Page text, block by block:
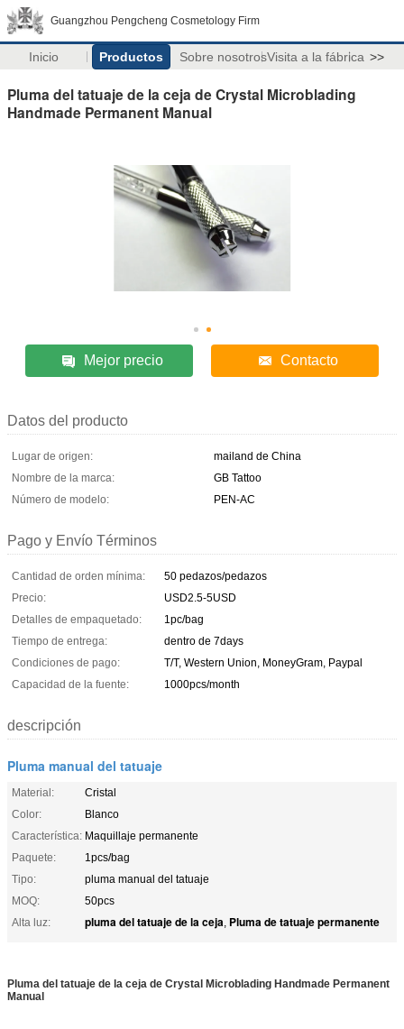
Guangzhou Pengcheng Cosmetology Firm
Inicio Productos Sobre nosotrosVisita a la fábrica >>
Pluma del tatuaje de la ceja de Crystal Microblading
Handmade Permanent Manual
Mejor precio Contacto
Datos del producto
Lugar de origen:
mailand de China
Nombre de la marca:
GB Tattoo
Número de modelo:
PEN-AC
Pago y Envío Términos
Cantidad de orden mínima:
50 pedazos/pedazos
Precio:
USD2.5-5USD
Detalles de empaquetado:
1pc/bag
Tiempo de entrega:
dentro de 7days
Condiciones de pago:
T/T, Western Union, MoneyGram, Paypal
Capacidad de la fuente:
1000pcs/month
descripción
Pluma manual del tatuaje
Material:
Cristal
Color:
Blanco
Característica: Maquillaje permanente
Paquete:
1pcs/bag
Tipo:
pluma manual del tatuaje
MOQ:
50pcs
Alta luz:
pluma del tatuaje de la ceja, Pluma de tatuaje permanente
Pluma del tatuaje de la ceja de Crystal Microblading Handmade Permanent
Manual